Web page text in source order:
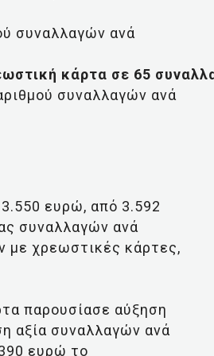
συναλλαγών ανά
κάρτα σε 65
συναλλαγών ανά
ευρώ, από 3.592
συναλλαγών ανά
με χρεωστικές κάρτες,
παρουσίασε αύξηση
αξία συναλλαγών ανά
ευρώ το